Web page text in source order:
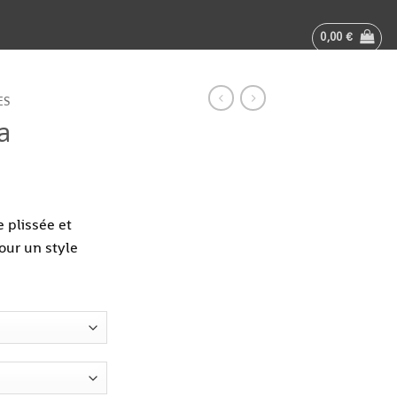
0,00€
plissée et
un style